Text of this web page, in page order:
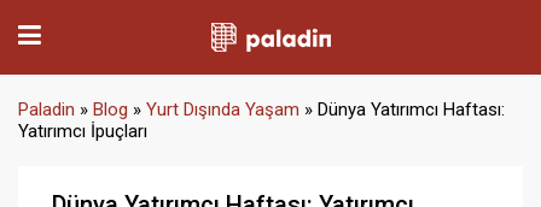
Paladin » Blog » Yurt Dışında Yaşam » Dünya Yatırımcı Haftası:
Yatırımcı İpuçları